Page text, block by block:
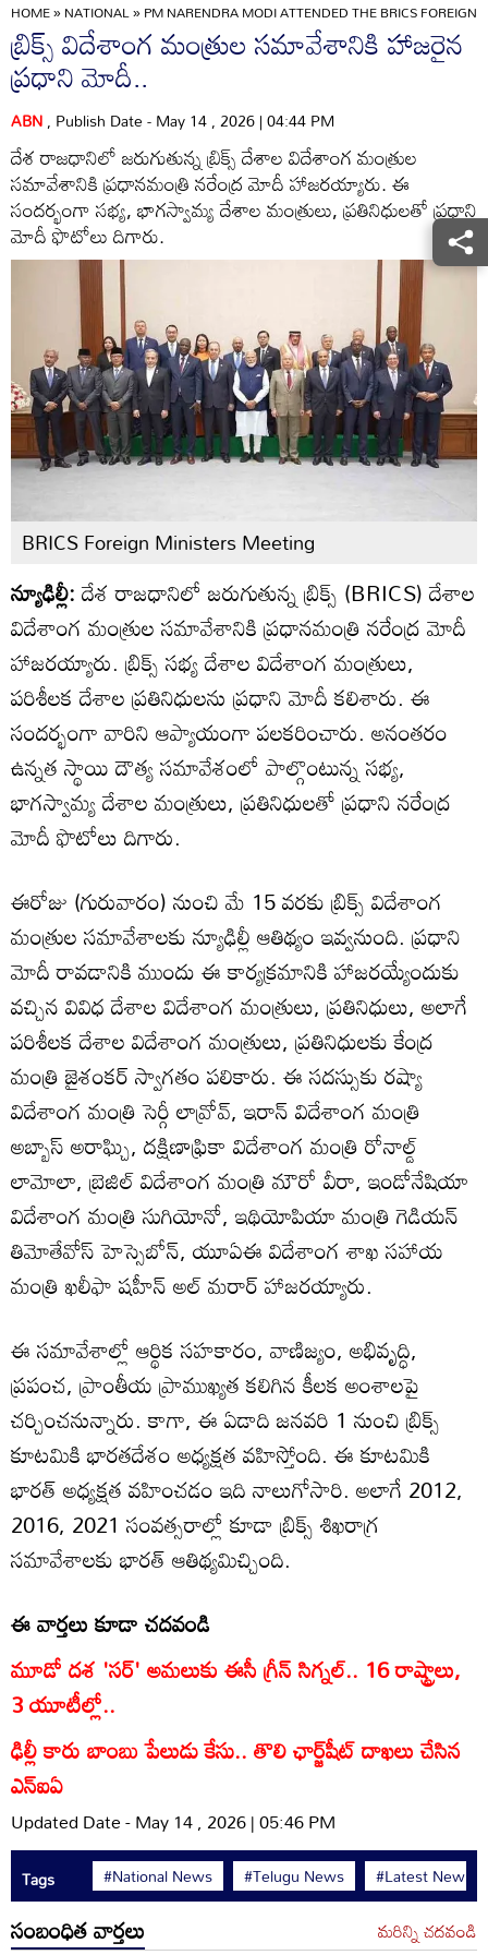
HOME»NATIONAL»PM NARENDRA MODI ATTENDED THE BRICS FOREIGN
బ్రిక్స్ విదేశాంగ మంత్రుల సమావేశానికి హాజరైన
ప్రధాని మోదీ..
ABN, Publish Date - May 14 , 2026 | 04:44 PM
దేశ రాజధానిలో జరుగుతున్న బ్రిక్స్ దేశాల విదేశాంగ మంత్రుల
సమావేశానికి ప్రధానమంత్రి నరేంద్ర మోదీ హాజరయ్యారు. ఈ
సందర్భంగా సభ్య, భాగస్వామ్య దేశాల మంత్రులు, ప్రతినిధులతో ప్రధాని
మోదీ ఫొటోలు దిగారు.
BRICS Foreign Ministers Meeting
న్యూఢిల్లీ:దేశ రాజధానిలో జరుగుతున్న బ్రిక్స్ (BRICS) దేశాల
విదేశాంగ మంత్రుల సమావేశానికి ప్రధానమంత్రి నరేంద్ర మోదీ
హాజరయ్యారు. బ్రిక్స్ సభ్య దేశాల విదేశాంగ మంత్రులు,
పరిశీలక దేశాల ప్రతినిధులను ప్రధాని మోదీ కలిశారు. ఈ
సందర్భంగా వారిని ఆప్యాయంగా పలకరించారు. అనంతరం
ఉన్నత స్థాయి దౌత్య సమావేశంలో పాల్గొంటున్న సభ్య,
భాగస్వామ్య దేశాల మంత్రులు, ప్రతినిధులతో ప్రధాని నరేంద్ర
మోదీ ఫొటోలు దిగారు.
ఈరోజు (గురువారం) నుంచి మే 15 వరకు బ్రిక్స్ విదేశాంగ
మంత్రుల సమావేశాలకు న్యూఢిల్లీ ఆతిథ్యం ఇవ్వనుంది. ప్రధాని
మోదీ రావడానికి ముందు ఈ కార్యక్రమానికి హాజరయ్యేందుకు
వచ్చిన వివిధ దేశాల విదేశాంగ మంత్రులు, ప్రతినిధులు, అలాగే
పరిశీలక దేశాల విదేశాంగ మంత్రులు, ప్రతినిధులకు కేంద్ర
మంత్రి జైశంకర్ స్వాగతం పలికారు. ఈ సదస్సుకు రష్యా
విదేశాంగ మంత్రి సెర్గీ లావ్రోవ్, ఇరాన్ విదేశాంగ మంత్రి
అబ్బాస్ అరాఘ్చి, దక్షిణాఫ్రికా విదేశాంగ మంత్రి రోనాల్డ్
లామోలా, బ్రెజిల్ విదేశాంగ మంత్రి మౌరో వీరా, ఇండోనేషియా
విదేశాంగ మంత్రి సుగియోనో, ఇథియోపియా మంత్రి గెడియన్
తిమోతేవోస్ హెస్సెబోన్‌, యూఏఈ విదేశాంగ శాఖ సహాయ
మంత్రి ఖలీఫా షహీన్ అల్ మరార్‌ హాజరయ్యారు.
ఈ సమావేశాల్లో ఆర్థిక సహకారం, వాణిజ్యం, అభివృద్ధి,
ప్రపంచ, ప్రాంతీయ ప్రాముఖ్యత కలిగిన కీలక అంశాలపై
చర్చించనున్నారు. కాగా, ఈ ఏడాది జనవరి 1 నుంచి బ్రిక్స్
కూటమికి భారతదేశం అధ్యక్షత వహిస్తోంది. ఈ కూటమికి
భారత్ అధ్యక్షత వహించడం ఇది నాలుగోసారి. అలాగే 2012,
2016, 2021 సంవత్సరాల్లో కూడా బ్రిక్స్ శిఖరాగ్ర
సమావేశాలకు భారత్ ఆతిథ్యమిచ్చింది.
ఈ వార్తలు కూడా చదవండి
మూడో దశ 'సర్' అమలుకు ఈసీ గ్రీన్ సిగ్నల్.. 16 రాష్ట్రాలు,
3 యూటీల్లో..
ఢిల్లీ కారు బాంబు పేలుడు కేసు.. తొలి ఛార్జ్‌షీట్ దాఖలు చేసిన
ఎన్ఐఏ
Updated Date - May 14 , 2026 | 05:46 PM
Tags #National News #Telugu News #Latest News
సంబంధిత వార్తలు మరిన్ని చదవండి